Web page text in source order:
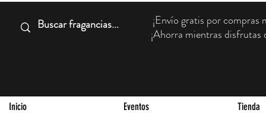
¡Envío gratis por
¡Ahorra mientras
Inicio Eventos Tienda